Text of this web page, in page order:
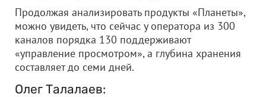
Продолжая анализировать продукты «Планеты»,
можно увидеть, что сейчас у оператора из 300
каналов порядка 130 поддерживают
«управление просмотром», а глубина хранения
составляет до семи дней.
Олег Талалаев: